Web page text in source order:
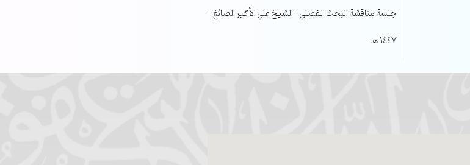
جلسة مناقشة البحث الفصلي – الشيخ علي الأكبر الصائغ –
1447 هـ